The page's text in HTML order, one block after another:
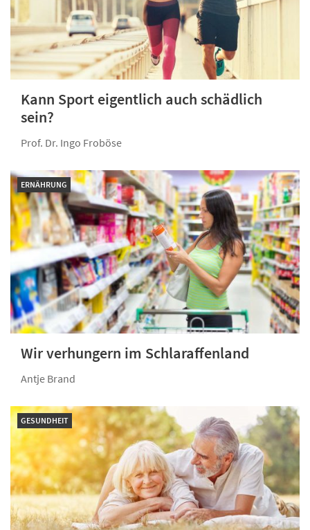
Kann Sport eigentlich auch schädlich
sein?
Prof. Dr. Ingo Froböse
ERNÄHRUNG
Wir verhungern im Schlaraffenland
Antje Brand
GESUNDHEIT